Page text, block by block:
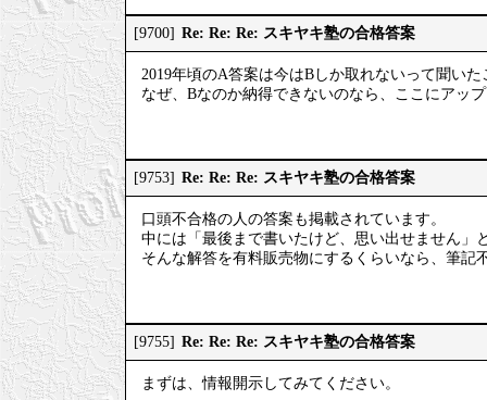
[9700] Re: Re: Re: スキヤキ塾の合格答案
2019年頃のA答案は今はBしか取れないって聞い
なぜ、Bなのか納得できないのなら、ここにアッ
[9753] Re: Re: Re: スキヤキ塾の合格答案
口頭不合格の人の答案も掲載されています。
中には「最後まで書いたけど、思い出せません」
そんな解答を有料販売物にするくらいなら、筆
[9755] Re: Re: Re: スキヤキ塾の合格答案
まずは、情報開示してみてください。